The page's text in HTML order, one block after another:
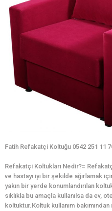
Fatih Refakatçi Koltuğu 0542 251 11
Refakatçi Koltukları Nedir?=
ve hastayı iyi bir şekilde ağırlamak
yakın bir yerde konumlandırılan
sıklıkla bu amaçla kullanılsa da ev,
koltuktur.Koltuk kullanım